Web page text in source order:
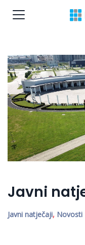
Javni
Javni natječaji, Novosti